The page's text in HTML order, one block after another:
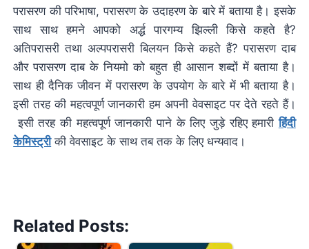
परासरण की परिभाषा, परासरण के उदाहरण के बारे में बताया है। इसके
साथ साथ हमने आपको अर्द्ध पारगम्य झिल्ली किसे कहते है?
अतिपरासरी तथा अल्पपरासरी बिलयन किसे कहते हैं? परासरण दाब
और परासरण दाब के नियमो को बहुत ही आसान शब्दों में बताया है।
साथ ही दैनिक जीवन में परासरण के उपयोग के बारे में भी बताया है।
इसी तरह की महत्वपूर्ण जानकारी हम अपनी वेवसाइट पर देते रहते हैं।
इसी तरह की महत्वपूर्ण जानकारी पाने के लिए जुड़े रहिए हमारीहिंदी
केमिस्ट्रीकी वेवसाइट के साथ तब तक के लिए धन्यवाद।
Related Posts: